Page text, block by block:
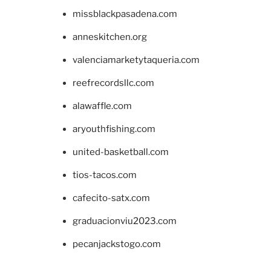
missblackpasadena.com
anneskitchen.org
valenciamarketytaqueria.com
reefrecordsllc.com
alawaffle.com
aryouthfishing.com
united-basketball.com
tios-tacos.com
cafecito-satx.com
graduacionviu2023.com
pecanjackstogo.com